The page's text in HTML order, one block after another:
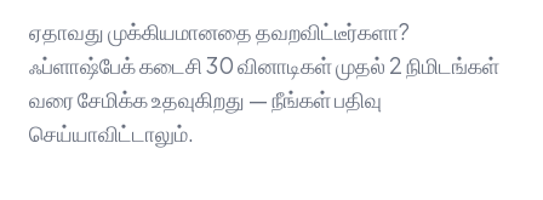
ஏதாவது முக்கியமானதை தவறவிட்டீர்களா?
ஃப்ளாஷ்பேக் கடைசி 30 வினாடிகள் முதல் 2 நிமிடங்கள்
வரை சேமிக்க உதவுகிறது — நீங்கள் பதிவு
செய்யாவிட்டாலும்.